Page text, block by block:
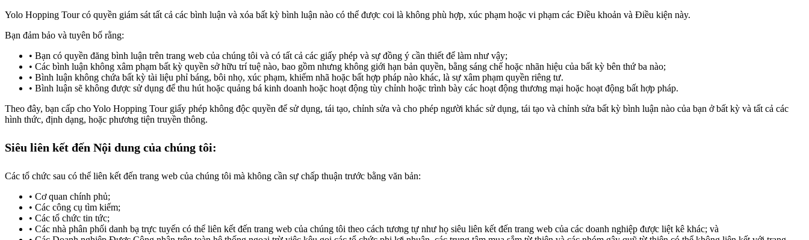
Yolo Hopping Tour có quyền giám sát tất cả các bình luận và xóa bất kỳ bình luận nào có thể được coi là không phù hợp, xúc phạm hoặc vi phạm các Điều khoản và Điều kiện này.
Bạn đảm bảo và tuyên bố rằng:
Bạn có quyền đăng bình luận trên trang web của chúng tôi và có tất cả các giấy phép và sự đồng ý cần thiết để làm như vậy;
Các bình luận không xâm phạm bất kỳ quyền sở hữu trí tuệ nào, bao gồm nhưng không giới hạn bản quyền, bằng sáng chế hoặc nhãn hiệu của bất kỳ bên thứ ba nào;
Bình luận không chứa bất kỳ tài liệu phỉ báng, bôi nhọ, xúc phạm, khiếm nhã hoặc bất hợp pháp nào khác, là sự xâm phạm quyền riêng tư.
Bình luận sẽ không được sử dụng để thu hút hoặc quảng bá kinh doanh hoặc hoạt động tùy chỉnh hoặc trình bày các hoạt động thương mại hoặc hoạt động bất hợp pháp.
Theo đây, bạn cấp cho Yolo Hopping Tour giấy phép không độc quyền để sử dụng, tái tạo, chỉnh sửa và cho phép người khác sử dụng, tái tạo và chỉnh sửa bất kỳ bình luận nào của bạn ở bất kỳ và tất cả các
hình thức, định dạng, hoặc phương tiện truyền thông.
Siêu liên kết đến Nội dung của chúng tôi:
Các tổ chức sau có thể liên kết đến trang web của chúng tôi mà không cần sự chấp thuận trước bằng văn bản:
Cơ quan chính phủ;
Các công cụ tìm kiếm;
Các tổ chức tin tức;
Các nhà phân phối danh bạ trực tuyến có thể liên kết đến trang web của chúng tôi theo cách tương tự như họ siêu liên kết đến trang web của các doanh nghiệp được liệt kê khác; và